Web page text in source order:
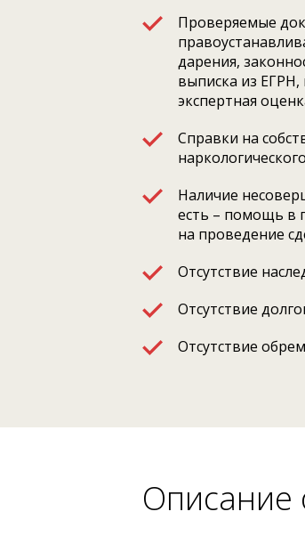
Проверяемые
дарения,
выписка из ЕГРН,
экспертная
Справки на
Наличие
есть – помощь в
на проведение
Отсутствие
Отсутствие
Отсутствие
Описание